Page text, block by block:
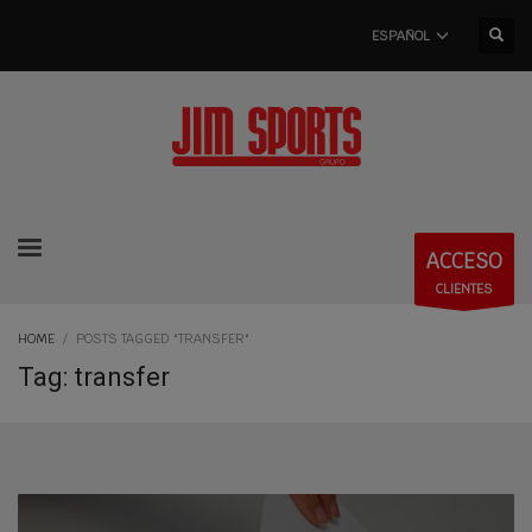
ESPAÑOL
ACCESO
CLIENTES
HOME POSTS TAGGED "TRANSFER"
Tag: transfer